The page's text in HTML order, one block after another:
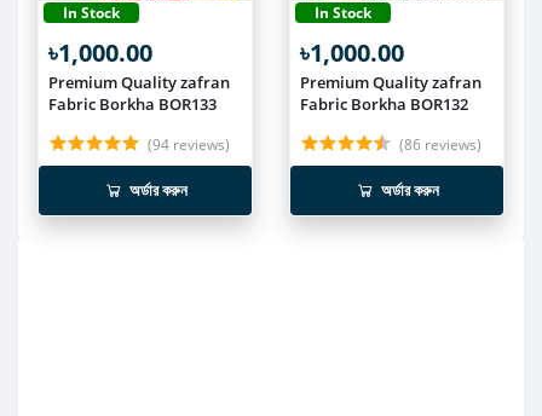
In Stock
৳1,000.00
Premium Quality zafran
Fabric Borkha BOR133
(94 reviews)
অর্ডার করুন
In Stock
৳1,000.00
Premium Quality zafran
Fabric Borkha BOR132
(86 reviews)
অর্ডার করুন